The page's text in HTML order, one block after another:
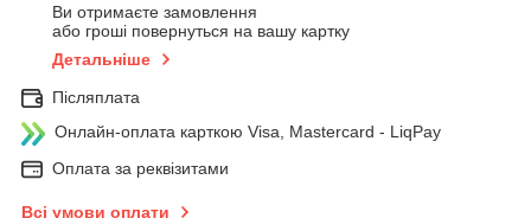
Ви отримаєте замовлення
або гроші повернуться на вашу картку
Детальніше
Післяплата
Онлайн-оплата карткою Visa, Mastercard - LiqPay
Оплата за реквізитами
Всі умови оплати